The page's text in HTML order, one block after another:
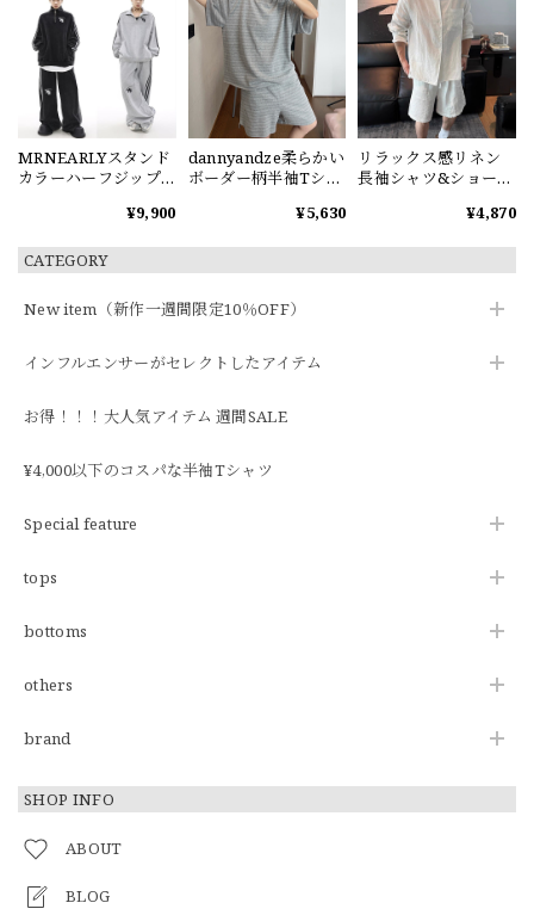
CATEGORY
New item（新作一週間限定10％OFF）
インフルエンサーがセレクトしたアイテム
お得！！！大人気アイテム 週間SALE
¥4,000以下のコスパな半袖Tシャツ
Special feature
tops
bottoms
others
brand
SHOP INFO
ABOUT
BLOG
MRNEARLYスタンド
カラーハーフジップ
¥9,900
dannyandze柔らかい
ボーダー柄半袖Tシャ
¥5,630
リラックス感リネン
長袖シャツ&ショート
¥4,870